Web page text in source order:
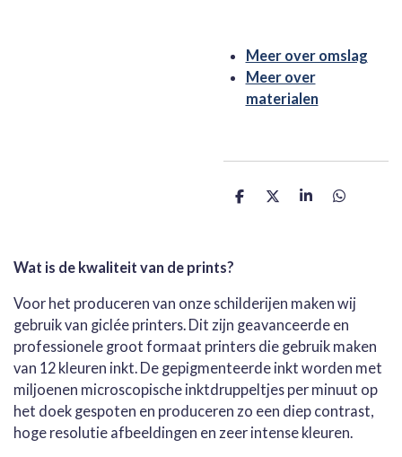
Meer over omslag
Meer over
materialen
D
D
S
D
Wat is de kwaliteit van de prints?
Voor het produceren van onze schilderijen maken wij
gebruik van giclée printers. Dit zijn geavanceerde en
professionele groot formaat printers die gebruik maken
van 12 kleuren inkt. De gepigmenteerde inkt worden met
miljoenen microscopische inktdruppeltjes per minuut op
het doek gespoten en produceren zo een diep contrast,
hoge resolutie afbeeldingen en zeer intense kleuren.